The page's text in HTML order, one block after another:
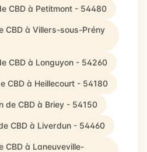
CBD à Petitmont - 54480
CBD à Villers-sous-Prény
CBD à Longuyon - 54260
CBD à Heillecourt - 54180
de CBD à Briey - 54150
CBD à Liverdun - 54460
CBD à Laneuveville-